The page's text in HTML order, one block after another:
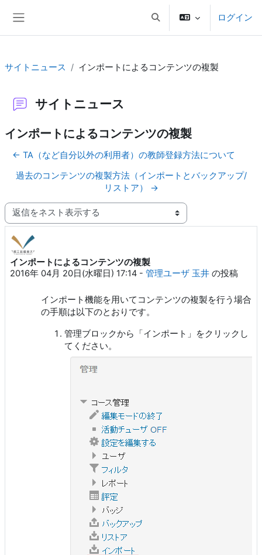
検索入力に切り替えるログイン
サイトニュース インポートによるコンテンツの複製
サイトニュース
インポートによるコンテンツの複製
← TA（など自分以外の利用者）の教師登録方法について
過去のコンテンツの複製方法（インポートとバックアップ/
リストア） →
表示モード
インポートによるコンテンツの複製
2016年 04月 20日(水曜日) 17:14 - 管理ユーザ 玉井 の投稿
返信数: 0
インポート機能を用いてコンテンツの複製を行う場合
の手順は以下のとおりです。
管理ブロックから「インポート」をクリックし
てください。